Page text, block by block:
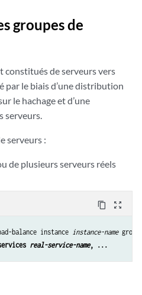
groupes de
constitués de serveurs vers
par le biais d’une distribution
le hachage et d’une
serveurs.
serveurs :
de plusieurs serveurs réels
content_copy zoom_out_map
balance instance instance-name
real-service-name, ...